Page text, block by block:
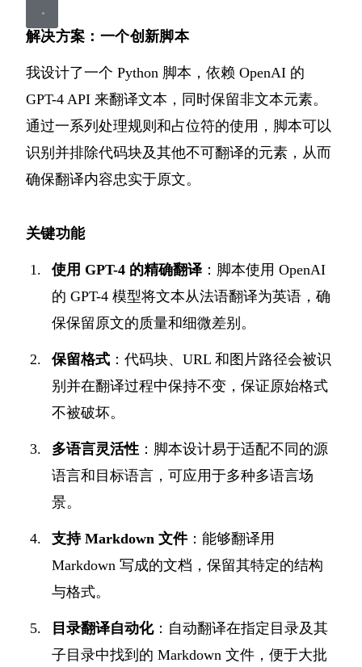
解决方案：一个创新脚本
我设计了一个 Python 脚本，依赖 OpenAI 的
GPT-4 API 来翻译文本，同时保留非文本元素。
通过一系列处理规则和占位符的使用，脚本可以
识别并排除代码块及其他不可翻译的元素，从而
确保翻译内容忠实于原文。
关键功能
使用 GPT-4 的精确翻译 ：脚本使用 OpenAI
的 GPT-4 模型将文本从法语翻译为英语，确
保保留原文的质量和细微差别。
保留格式 ：代码块、URL 和图片路径会被识
别并在翻译过程中保持不变，保证原始格式
不被破坏。
多语言灵活性 ：脚本设计易于适配不同的源
语言和目标语言，可应用于多种多语言场
景。
支持 Markdown 文件：能够翻译用
Markdown 写成的文档，保留其特定的结构
与格式。
目录翻译自动化：自动翻译在指定目录及其
子目录中找到的 Markdown 文件，便于大批